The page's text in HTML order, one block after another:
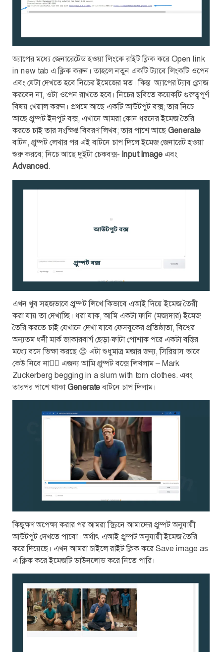
অ্যাপের মধ্যে জেনারেটেড হওয়া লিংকে রাইট ক্লিক করে Open link
in new tab এ ক্লিক করুন। তাহলে নতুন একটি ট্যাবে লিংকটি ওপেন
এবং যেটা দেখতে হবে নিচের ইমেজের মত। কিন্ত অ্যাপের ট্যাব ক্লোজ
করবেন না, ওটা ওপেন রাখতে হবে। নিচের ছবিতে কয়েকটি গুরুত্বপূর্ণ
বিষয় খেয়াল করুন। প্রথমে আছে একটি আউটপুট বক্স; তার নিচে
আছে প্রুম্পট ইনপুট বক্স, এখানে আমরা কোন ধরনের ইমেজ তৈরি
করতে চাই তার সংক্ষিপ্ত বিবরণ লিখব; তার পাশে আছেGenerate
বাটন, প্রুম্পট লেখার পর এই বাটনে চাপ দিলে ইমেজ জেনারেট হওয়া
শুরু করবে; নিচে আছে দুইটা চেকবক্স- Input Image এবং
Advanced.
এখন খুব সহজভাবে প্রুম্পট লিখে কিভাবে এআই দিয়ে ইমেজ তৈরী
করা যায় তা দেখাচ্ছি। ধরা যাক, আমি একটা ফানি (মজাদার) ইমেজ
তৈরি করতে চাই যেখানে দেখা যাবে ফেসবুকের প্রতিষ্ঠাতা, বিশ্বের
অন্যতম ধনী মার্ক জাকারবার্গ ছেড়া-ফাটা পোশাক পরে একটা বস্তির
মধ্যে বসে ভিক্ষা করছে 😊 এটা শুধুমাত্র মজার জন্য, সিরিয়াস ভাবে
কেউ নিবে না🙅‍♂️ এজন্য আমি প্রুম্পট বক্সে লিখলাম – Mark
Zuckerberg begging in a slum with torn clothes. এবং
তারপর পাশে থাকাGenerateবাটনে চাপ দিলাম।
কিছুক্ষণ অপেক্ষা করার পর আমরা স্ক্রিনে আমাদের প্রুম্পট অনুযায়ী
আউটপুট দেখতে পাবো। অর্থাৎ এআই প্রুম্পট অনুযায়ী ইমেজ তৈরি
করে দিয়েছে। এখন আমরা চাইলে রাইট ক্লিক করে Save image as
এ ক্লিক করে ইমেজটি ডাউনলোড করে নিতে পারি।